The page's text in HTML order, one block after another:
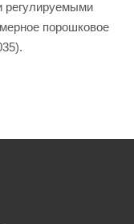
регулируемыми
порошковое